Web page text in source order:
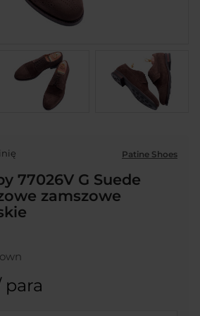
Patine Shoes
77026V G Suede
zamszowe
para